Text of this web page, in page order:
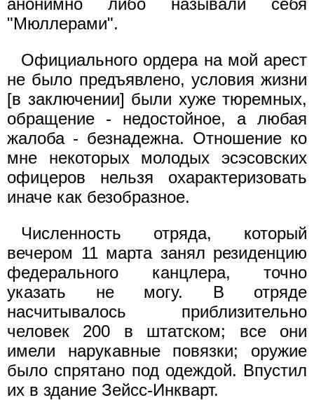
анонимно либо называли себя
"Мюллерами".
Официального ордера на мой арест
не было предъявлено, условия жизни
[в заключении] были хуже тюремных,
обращение - недостойное, а любая
жалоба - безнадежна. Отношение ко
мне некоторых молодых эсэсовских
офицеров нельзя охарактеризовать
иначе как безобразное.
Численность отряда, который
вечером 11 марта занял резиденцию
федерального канцлера, точно
указать не могу. В отряде
насчитывалось приблизительно
человек 200 в штатском; все они
имели нарукавные повязки; оружие
было спрятано под одеждой. Впустил
их в здание Зейсс-Инкварт.